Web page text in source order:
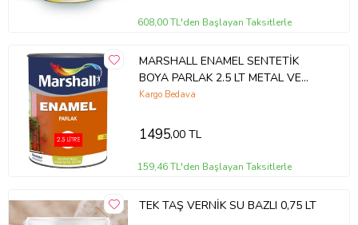
608,00 TL'den Başlayan Taksitlerle
MARSHALL ENAMEL SENTETİK
BOYA PARLAK 2.5 LT METAL VE
AHŞAP BOYASI YAĞLI BOYA (Altın
Kargo Bedava
1495,00 TL
159,46 TL'den Başlayan Taksitlerle
TEK TAŞ VERNİK SU BAZLI 0,75 LT